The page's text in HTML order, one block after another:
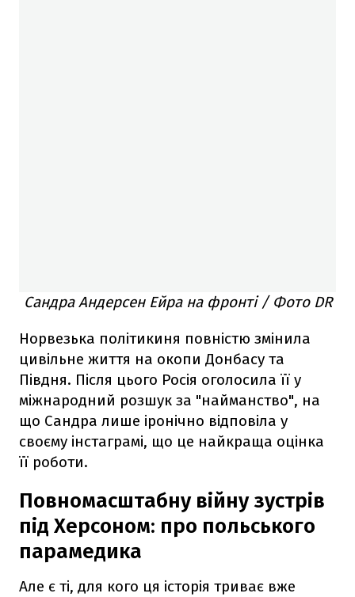
Сандра Андерсен Ейра на фронті / Фото DR
Норвезька політикиня повністю змінила
цивільне життя на окопи Донбасу та
Півдня. Після цього Росія оголосила її у
міжнародний розшук за "найманство", на
що Сандра лише іронічно відповіла у
своєму інстаграмі, що це найкраща оцінка
її роботи.
Повномасштабну війну зустрів
під Херсоном: про польського
парамедика
Але є ті, для кого ця історія триває вже